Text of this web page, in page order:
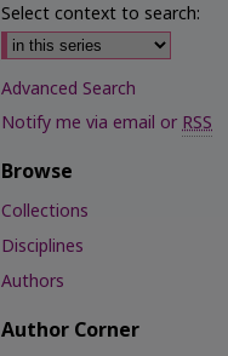
Select context to search:
Advanced Search
Notify me via email orRSS
Browse
Collections
Disciplines
Authors
Author Corner